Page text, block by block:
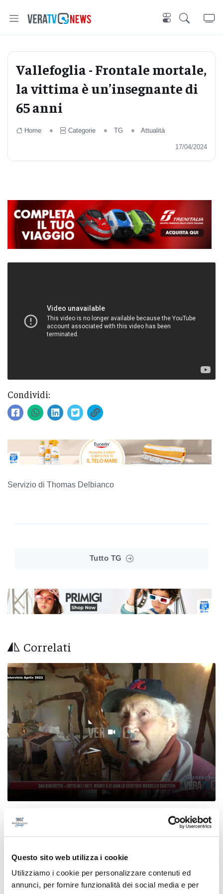
Questo sito web utilizza i cookie
Utilizziamo i cookie per personalizzare contenuti ed
annunci, per fornire funzionalità dei social media e per
Vallefoglia - Frontale mortale,
la vittima è un’insegnante di
65 anni
Home Categorie TG Attualità
17/04/2024
Condividi:
Servizio di Thomas Delbianco
Tutto TG
Correlati
San Benedetto - Lutto nell’arte, muore a 91
anni lo scultore Marcello Sgattoni